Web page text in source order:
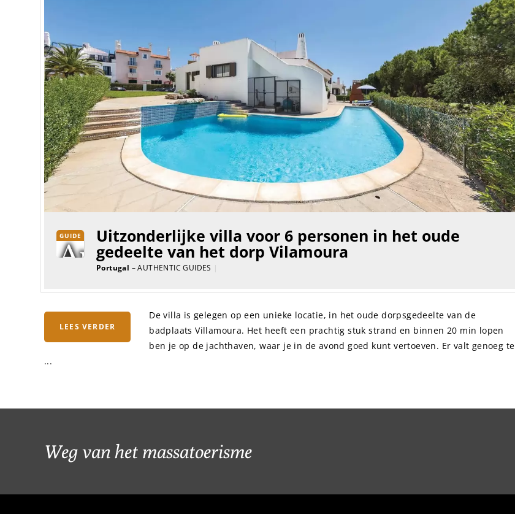
GUIDE Uitzonderlijke villa voor 6 personen in het oude
gedeelte van het dorp Vilamoura
Portugal – AUTHENTIC GUIDES |
LEES VERDER
De villa is gelegen op een unieke locatie, in het oude dorpsgedeelte van de
badplaats Villamoura. Het heeft een prachtig stuk strand en binnen 20 min lopen
ben je op de jachthaven, waar je in de avond goed kunt vertoeven. Er valt genoeg te
...
Weg van het massatoerisme